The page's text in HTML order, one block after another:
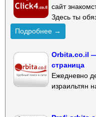
сайт
Здесь ты
Подробнее →
Orbita.co.il
страница
Ежедневно
израильтян